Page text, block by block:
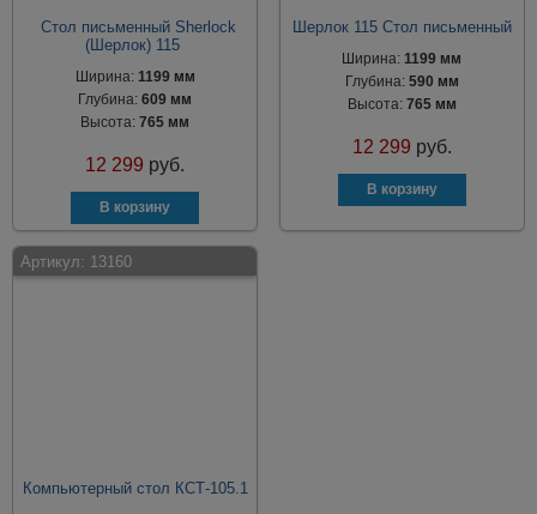
Стол письменный Sherlock
(Шерлок) 115
Ширина: 1199 мм
Глубина:609 мм
Высота:765 мм
12 299 руб.
Шерлок 115 Стол письменный
Ширина:1199 мм
Глубина: 590 мм
Высота: 765 мм
12 299 руб.
Артикул: 13160
Компьютерный стол КСТ-105.1